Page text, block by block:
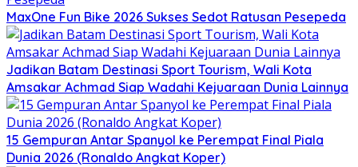
MaxOne Fun Bike 2026 Sukses Sedot Ratusan Pesepeda
Jadikan Batam Destinasi Sport Tourism, Wali Kota
Amsakar Achmad Siap Wadahi Kejuaraan Dunia Lainnya
15 Gempuran Antar Spanyol ke Perempat Final Piala
Dunia 2026 (Ronaldo Angkat Koper)